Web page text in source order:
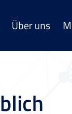
Über uns